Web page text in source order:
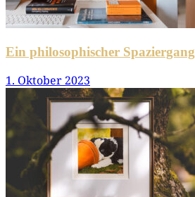
Ein philosophischer Spaziergang
1. Oktober 2023